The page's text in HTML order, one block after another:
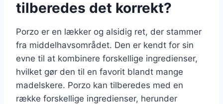
tilberedes det korrekt?
Porzo er en lækker og alsidig ret, der stammer
fra middelhavsområdet. Den er kendt for sin
evne til at kombinere forskellige ingredienser,
hvilket gør den til en favorit blandt mange
madelskere. Porzo kan tilberedes med en
række forskellige ingredienser, herunder